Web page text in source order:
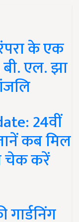
के एक
बी. एल. झा
24वीं
कब मिल
चेक करें
गार्डनिंग